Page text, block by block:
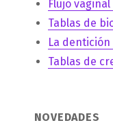
Flujo
Tablas de
La
Tablas de
NOVEDADES